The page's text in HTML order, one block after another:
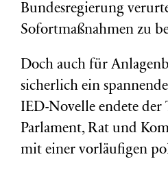
Bundesregierung
Sofortmaßnahmen zu
Doch auch für
sicherlich ein
IED-Novelle endete der
Parlament, Rat und
mit einer vorläufigen